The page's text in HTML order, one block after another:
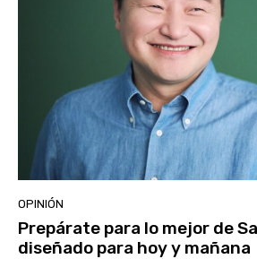
OPINIÓN
Prepárate para lo mejor de
diseñado para hoy y mañana